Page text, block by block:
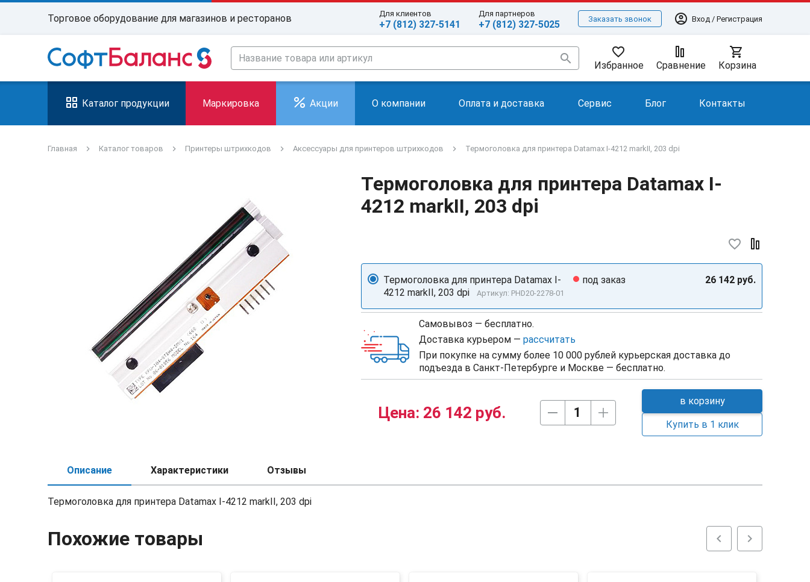
Торговое оборудование для магазинов и ресторанов Для клиентов
+7 (812) 327-5141
Для партнеров
+7 (812) 327-5025 Заказать звонок account_circle Вход / Регистрация
search favorite_border
Избранное Сравнение
shopping_cart
Корзина
Каталог продукции Маркировка Акции О компании Оплата и доставка Сервис Блог Контакты
Главная Каталог товаров Принтеры штрихкодов Аксессуары для принтеров штрихкодов Термоголовка для принтера Datamax I-4212 markII, 203 dpi
Термоголовка для принтера Datamax I-
4212 markII, 203 dpi
favorite_border
Термоголовка для принтера Datamax I-
4212 markII, 203 dpi
Артикул: PHD20-2278-01
под заказ 26 142 руб.
Самовывоз — бесплатно.
Доставка курьером — рассчитать
При покупке на сумму более 10 000 рублей курьерская доставка до
подъезда в Санкт-Петербурге и Москве — бесплатно.
Цена: 26 142 руб.
в корзину
Купить в 1 клик
Описание Характеристики Отзывы
Термоголовка для принтера Datamax I-4212 markII, 203 dpi
Похожие товары chevron_left chevron_right